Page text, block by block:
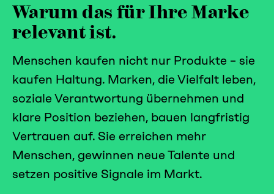
Warum das für Ihre Marke
relevant ist.
Menschen kaufen nicht nur Produkte – sie
kaufen Haltung. Marken, die Vielfalt leben,
soziale Verantwortung übernehmen und
klare Position beziehen, bauen langfristig
Vertrauen auf. Sie erreichen mehr
Menschen, gewinnen neue Talente und
setzen positive Signale im Markt.